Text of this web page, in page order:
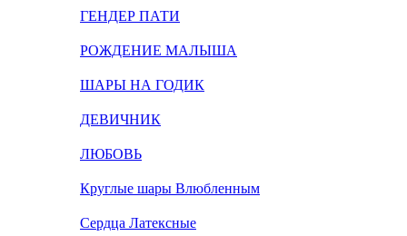
ГЕНДЕР ПАТИ
РОЖДЕНИЕ МАЛЫША
ШАРЫ НА ГОДИК
ДЕВИЧНИК
ЛЮБОВЬ
Круглые шары Влюбленным
Сердца Латексные